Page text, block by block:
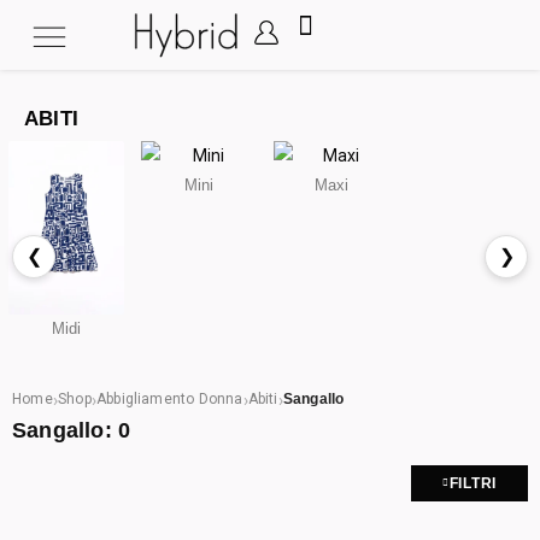
ABITI
❮
Midi
Mini Maxi
❯
Home›Shop›Abbigliamento Donna ›Abiti ›Sangallo
Sangallo: 0
FILTRI